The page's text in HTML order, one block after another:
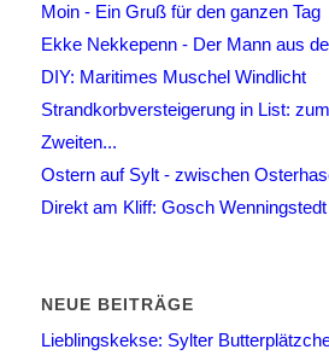
Moin - Ein Gruß für den ganzen Tag
Ekke Nekkepenn - Der Mann aus
DIY: Maritimes Muschel Windlicht
Strandkorbversteigerung in List:
Zweiten...
Ostern auf Sylt - zwischen
Direkt am Kliff: Gosch Wenningstedt
NEUE BEITRÄGE
Lieblingskekse: Sylter